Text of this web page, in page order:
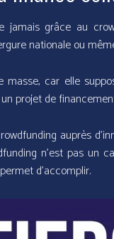
jamais grâce au
nationale ou
car elle
projet de
auprès
n’est pas un
d’accomplir.